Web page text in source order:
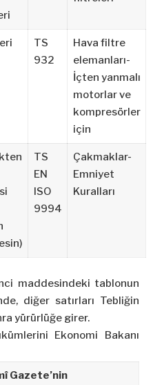
TS
932
Hava filtre
elemanları-
İçten yanmalı
motorlar ve
kompresörler
için
TS
EN
ISO
9994
Çakmaklar-
Emniyet
Kuralları
maddesindeki tablonun
diğer satırları Tebliğin
yürürlüğe girer.
Ekonomi Bakanı
Gazete’nin